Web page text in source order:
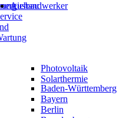
Ausbau
Photovoltaik
Solarthermie
Baden-Württemberg
Bayern
Berlin